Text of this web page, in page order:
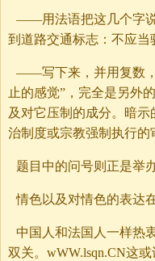
——用法语把这几个字
到道路交通标志：不应当
——写下来，并用复数，
止的感觉”，完全是另外
及对它压制的成分。暗
治制度或宗教强制执行的
题目中的问号则正是举
情色以及对情色的表达
中国人和法国人一样热
双关。wWW.lsqn.CN这